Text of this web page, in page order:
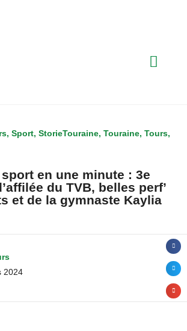
, Sport, StorieTouraine, Touraine, Tours,
en une minute : 3e
du TVB, belles perf’
et de la gymnaste Kaylia
2024